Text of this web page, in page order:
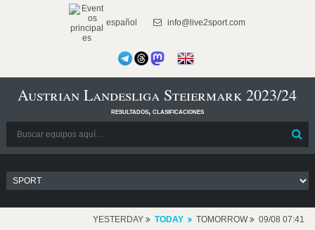
español info@live2sport.com
Austrian Landesliga Steiermark 2023/24
resultados, clasificaciones
YESTERDAY TODAY TOMORROW 09/08 07:41